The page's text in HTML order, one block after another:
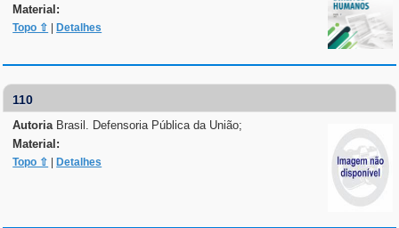
Material:
Topo ⇧ Detalhes
110
Autoria Brasil. Defensoria Pública da União;
Material:
Topo ⇧ Detalhes